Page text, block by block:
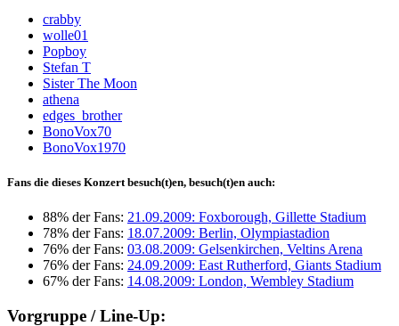
crabby
wolle01
Popboy
Stefan T
Sister The Moon
athena
edges_brother
BonoVox70
BonoVox1970
Fans die dieses Konzert besuch(t)en, besuch(t)en auch:
88% der Fans: 21.09.2009: Foxborough, Gillette Stadium
78% der Fans: 18.07.2009: Berlin, Olympiastadion
76% der Fans: 03.08.2009: Gelsenkirchen, Veltins Arena
76% der Fans: 24.09.2009: East Rutherford, Giants Stadium
67% der Fans: 14.08.2009: London, Wembley Stadium
Vorgruppe / Line-Up: